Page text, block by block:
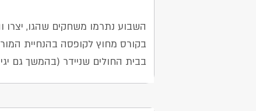
השבוע נתרמו משחקים שהגו, יצרו
בקורס מחוץ לקופסה בהנחיית
בבית החולים שניידר (בהמשך גם